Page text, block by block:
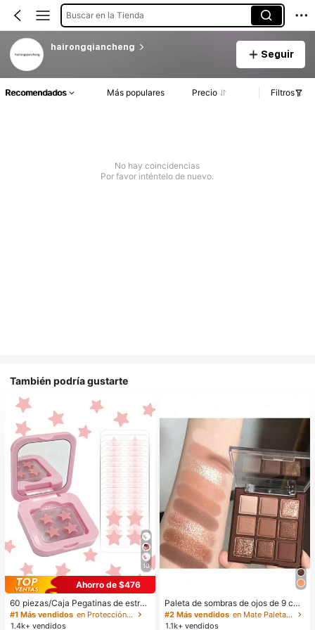
Buscar en la Tienda
hairongqiancheng
Seguir
Recomendados Más populares Precio Filtros
No hay coincidencias
Por favor inténtelo de nuevo.
También podría gustarte
10
Ahorro de $476
60 piezas/Caja Pegatinas de estrell
a lindas - Pegatinas faciales, sin al
cohol, sin fragancia, suaves en la pi
#1 Más vendidos
en Protección de la piel
1.4k+ vendidos
Paleta de sombras de ojos de 9 col
ores de tonos tierra neutros de cho
colate con leche, maquillaje ligero,
#2 Más vendidos
en Mate Paletas de sombras de ojos
1.1k+ vendidos